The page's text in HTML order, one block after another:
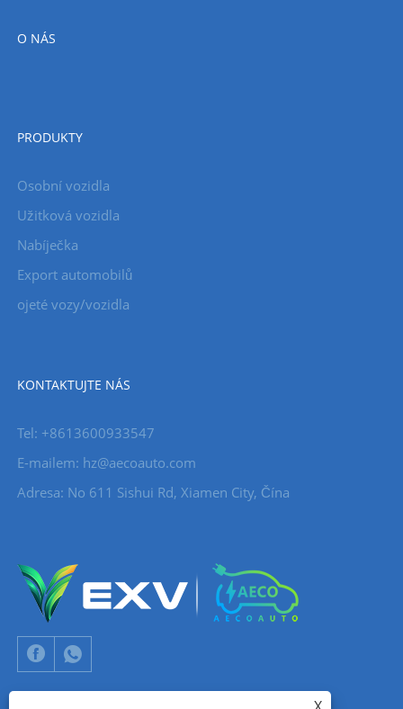
O NÁS
PRODUKTY
Osobní vozidla
Užitková vozidla
Nabíječka
Export automobilů
ojeté vozy/vozidla
KONTAKTUJTE NÁS
Tel: +8613600933547
E-mailem: hz@aecoauto.com
Adresa: No 611 Sishui Rd, Xiamen City, Čína